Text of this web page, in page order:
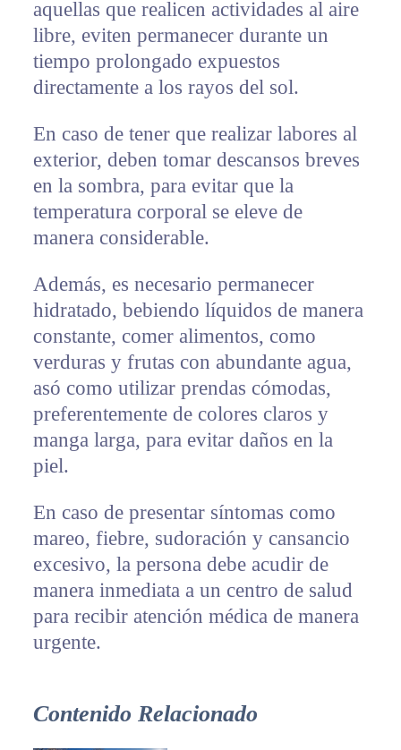
aquellas que realicen actividades al aire
libre, eviten permanecer durante un
tiempo prolongado expuestos
directamente a los rayos del sol.
En caso de tener que realizar labores al
exterior, deben tomar descansos breves
en la sombra, para evitar que la
temperatura corporal se eleve de
manera considerable.
Además, es necesario permanecer
hidratado, bebiendo líquidos de manera
constante, comer alimentos, como
verduras y frutas con abundante agua,
asó como utilizar prendas cómodas,
preferentemente de colores claros y
manga larga, para evitar daños en la
piel.
En caso de presentar síntomas como
mareo, fiebre, sudoración y cansancio
excesivo, la persona debe acudir de
manera inmediata a un centro de salud
para recibir atención médica de manera
urgente.
Contenido Relacionado